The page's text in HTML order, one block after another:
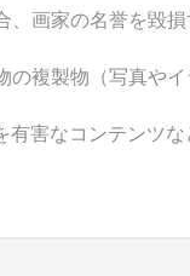
画家の名誉を毀
複製物（写真や
害なコンテンツ